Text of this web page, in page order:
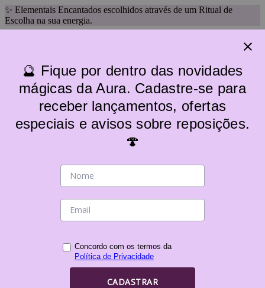
✨ Elementais Encantados escolhidos através de um Ritual de
Escolha na sua energia.
Categorias
Acessórios
Altares
Decoração Mística
Imagens / elementais
Incensários e Incensos
Pedras e Cristais
🔮 Fique por dentro das novidades
mágicas da Aura. Cadastre-se para
receber lançamentos, ofertas
especiais e avisos sobre reposições.
🍄
Concordo com os termos da
Política de Privacidade
CADASTRAR